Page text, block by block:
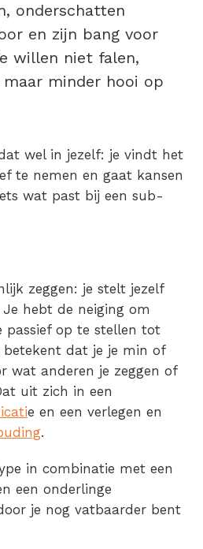
onderschatten
en zijn bang voor
willen niet falen,
maar minder hooi op
wel in jezelf: je vindt het
te nemen en gaat kansen
wat past bij een sub-
zeggen: je stelt jezelf
hebt de neiging om
passief op te stellen tot
dat je je min of
wat anderen je zeggen of
uit zich in een
e en een verlegen en
.
in combinatie met een
een onderlinge
je nog vatbaarder bent